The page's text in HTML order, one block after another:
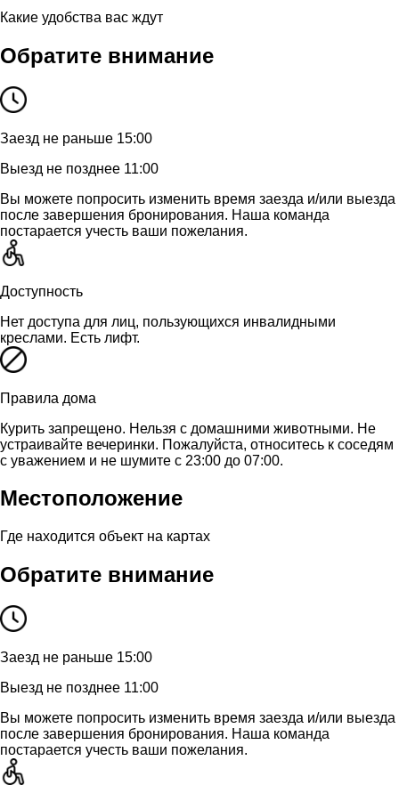
Какие удобства вас ждут
Обратите внимание
Заезд не раньше 15:00
Выезд не позднее 11:00
Вы можете попросить изменить время заезда и/или выезда
после завершения бронирования. Наша команда
постарается учесть ваши пожелания.
Доступность
Нет доступа для лиц, пользующихся инвалидными
креслами. Есть лифт.
Правила дома
Курить запрещено. Нельзя с домашними животными. Не
устраивайте вечеринки. Пожалуйста, относитесь к соседям
с уважением и не шумите с 23:00 до 07:00.
Местоположение
Где находится объект на картах
Обратите внимание
Заезд не раньше 15:00
Выезд не позднее 11:00
Вы можете попросить изменить время заезда и/или выезда
после завершения бронирования. Наша команда
постарается учесть ваши пожелания.